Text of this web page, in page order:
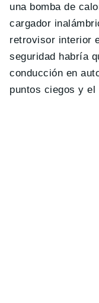
una bomba de
cargador
retrovisor interior
seguridad habría
conducción en
puntos ciegos y